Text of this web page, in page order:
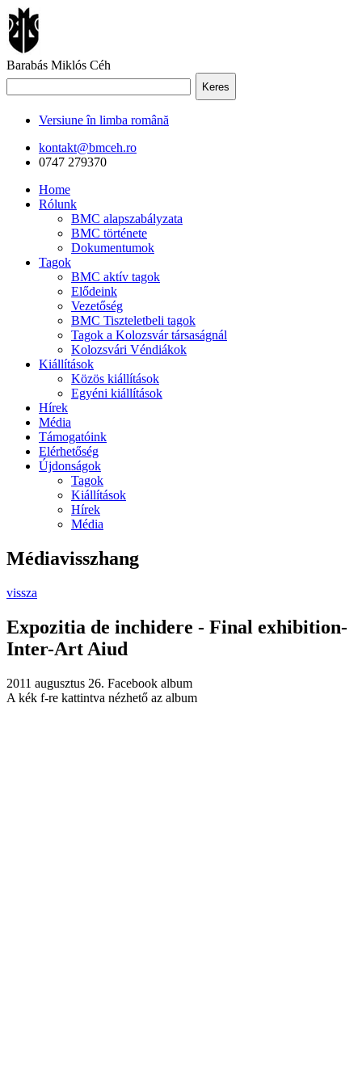
Barabás Miklós Céh
Keres
Versiune în limba română
kontakt@bmceh.ro
0747 279370
Home
Rólunk
BMC alapszabályzata
BMC története
Dokumentumok
Tagok
BMC aktív tagok
Elődeink
Vezetőség
BMC Tiszteletbeli tagok
Tagok a Kolozsvár társaságnál
Kolozsvári Véndiákok
Kiállítások
Közös kiállítások
Egyéni kiállítások
Hírek
Média
Támogatóink
Elérhetőség
Újdonságok
Tagok
Kiállítások
Hírek
Média
Médiavisszhang
vissza
Expozitia de inchidere - Final exhibition-
Inter-Art Aiud
2011 augusztus 26. Facebook album
A kék f-re kattintva nézhető az album